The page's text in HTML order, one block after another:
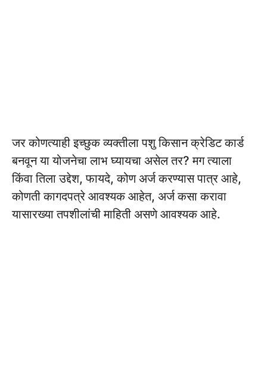
जर कोणत्याही इच्छुक व्यक्तीला पशु किसान क्रेडिट कार्ड
बनवून या योजनेचा लाभ घ्यायचा असेल तर? मग त्याला
किंवा तिला उद्देश, फायदे, कोण अर्ज करण्यास पात्र आहे,
कोणती कागदपत्रे आवश्यक आहेत, अर्ज कसा करावा
यासारख्या तपशीलांची माहिती असणे आवश्यक आहे.